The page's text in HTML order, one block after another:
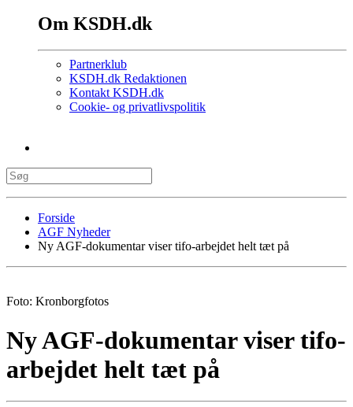
Om KSDH.dk
Partnerklub
KSDH.dk Redaktionen
Kontakt KSDH.dk
Cookie- og privatlivspolitik
Forside
AGF Nyheder
Ny AGF-dokumentar viser tifo-arbejdet helt tæt på
Foto: Kronborgfotos
Ny AGF-dokumentar viser tifo-
arbejdet helt tæt på